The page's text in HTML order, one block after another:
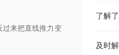
过来把直线推力变